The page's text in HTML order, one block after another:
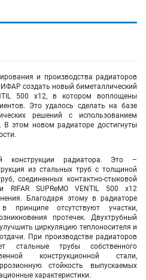
и производства радиаторов
создать новый биметаллический
500 х12, в котором воплощены
Это удалось сделать на базе
решений с использованием
В этом новом радиаторе достигнуты
конструкции радиатора. Это –
из стальных труб с толщиной
соединенных контактно-стыковой
RIFAR SUPReMO VENTIL 500 х12
Благодаря этому в радиаторе
принципе отсутствуют участки,
протечек. Двухтрубный
циркуляцию теплоносителя и
При производстве радиаторов
стальные трубы собственного
конструкционной стали,
стойкость выпускаемых
характеристики.